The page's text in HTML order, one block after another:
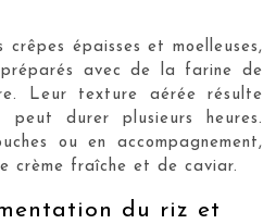
épaisses et moelleuses,
avec de la farine de
Leur texture aérée résulte
peut durer plusieurs heures.
ou en accompagnement,
crème fraîche et de caviar.
du riz et